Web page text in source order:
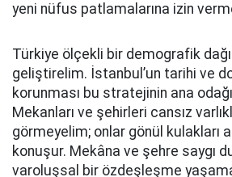
yeni nüfus patlamalarına izin
Türkiye ölçekli bir demografik
geliştirelim. İstanbul’un tarihi ve
korunması bu stratejinin ana
Mekanları ve şehirleri cansız
görmeyelim; onlar gönül kulakları
konuşur. Mekâna ve şehre saygı
varoluşsal bir özdeşleşme